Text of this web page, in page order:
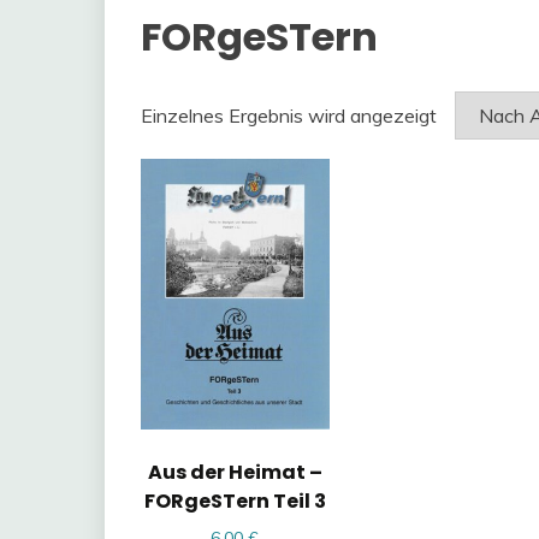
FORgeSTern
Einzelnes Ergebnis wird angezeigt
Aus der Heimat –
FORgeSTern Teil 3